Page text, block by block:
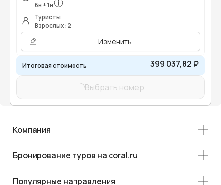
6н +1н
Туристы
Взрослых: 2
Изменить
Итоговая стоимость 399 037,82 ₽
Выбрать номер
Компания
Бронирование туров на coral.ru
Популярные направления